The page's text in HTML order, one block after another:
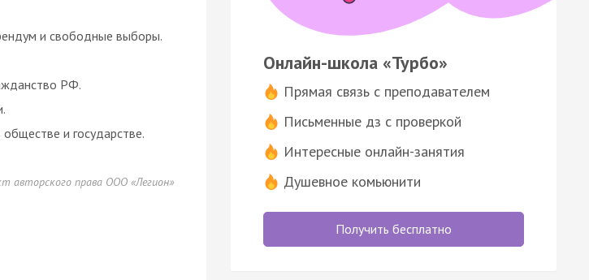
и свободные выборы.
РФ.
и государстве.
авторского права ООО «Легион»
Онлайн-школа «Турбо»
Прямая связь с преподавателем
Письменные дз с проверкой
Интересные онлайн-занятия
Душевное комьюнити
Получить бесплатно